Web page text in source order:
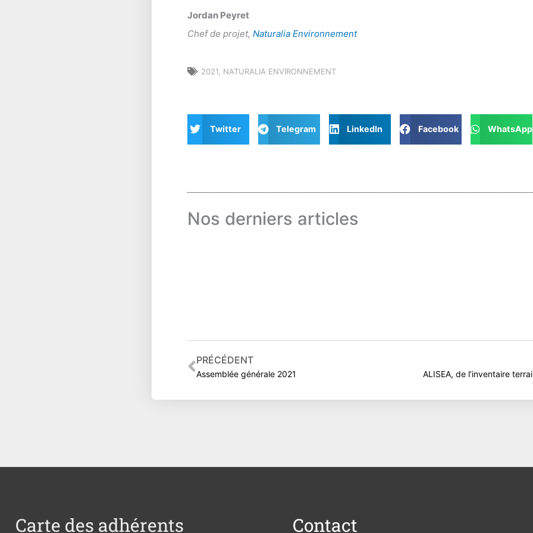
Jordan Peyret
Chef de projet,Naturalia Environnement
2021, NATURALIA ENVIRONNEMENT
Twitter Telegram LinkedIn Facebook WhatsApp
Nos derniers articles
Précédent
PRÉCÉDENT
Assemblée générale 2021 ALISEA, de l’inventaire
Carte des adhérents Contact